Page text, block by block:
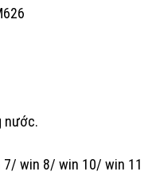
nước.
win 8/ win 10/ win 11